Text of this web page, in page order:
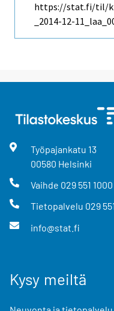
https://stat.fi/til/
_2014-12-
Työpajankatu 13
00580 Helsinki
Vaihde 029 551 1000
Tietopalvelu 029
info@stat.fi
Kysy meiltä